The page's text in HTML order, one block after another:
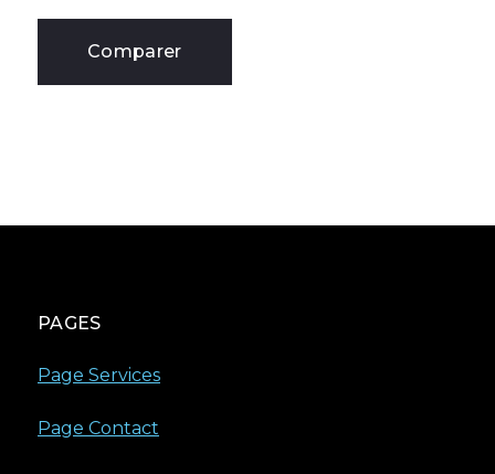
Comparer
PAGES
Page Services
Page Contact